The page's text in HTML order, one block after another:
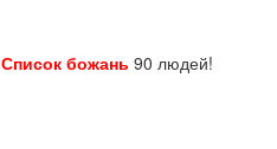
Список божань 90 людей!